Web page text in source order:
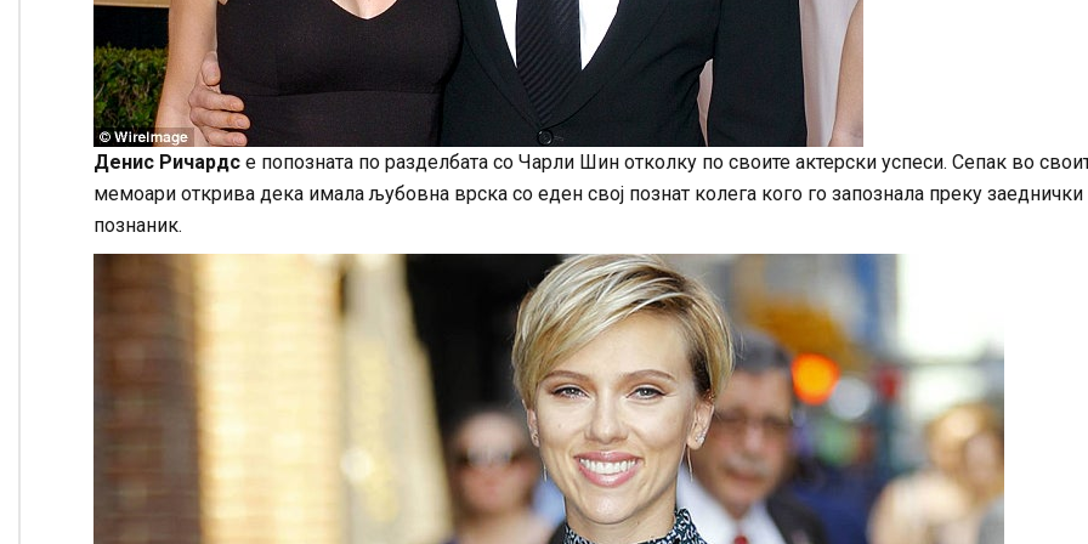
Денис Ричардс е попозната по разделбата со Чарли Шин отколку по своите актерски успеси. Сепак во
мемоари открива дека имала љубовна врска со еден свој познат колега кого го запознала преку заеднички
познаник.